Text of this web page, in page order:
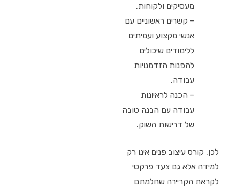
מעסיקים ולקוחות.
– קשרים ראשוניים עם
אנשי מקצוע ועמיתים
ללימודים שיכולים
להפנות הזדמנויות
עבודה.
– הכנה לראיונות
עבודה עם הבנה טובה
של דרישות השוק.
לכן, קורס עיצוב פנים אינו רק
למידה אלא גם צעד פרקטי
לקראת הקריירה שחלמתם